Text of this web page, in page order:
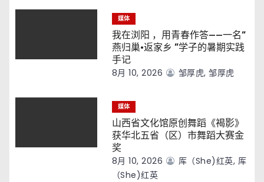
媒体
我在浏阳 ，用青春作答——一名“
燕归巢·返家乡 ”学子的暑期实践
手记
8月 10, 2026 邹厚虎, 邹厚虎
媒体
山西省文化馆原创舞蹈《褐影》
获华北五省（区）市舞蹈大赛金
奖
8月 10, 2026
厍（she)红英, 厍
（she)红英